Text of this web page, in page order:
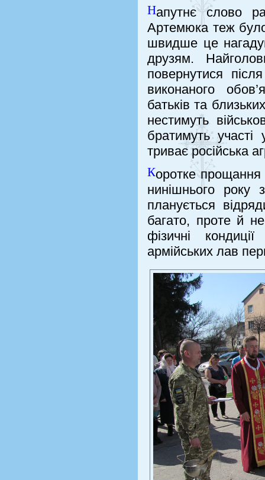
Напутнє слово
Артемюка теж було
швидше це
друзям.
повернутися
виконаного
батьків та
нестимуть
братимуть участі
триває російська
Коротке
нинішнього
планується
багато, проте й
фізичні
армійських лав